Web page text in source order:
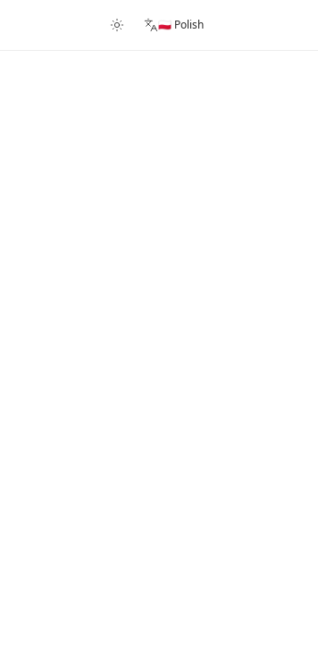
🇵🇱 Polish